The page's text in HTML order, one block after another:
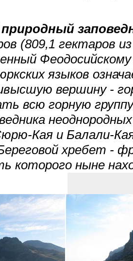
природный
(809,1 гектаров
языков
вершину -
всю горную
Кая и Балали-
хребет -
которого ныне